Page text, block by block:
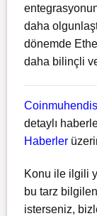
daha
dönemde
daha bilinçli
detaylı
Haberler
Konu ile ilgili
bu tarz
isterseniz,